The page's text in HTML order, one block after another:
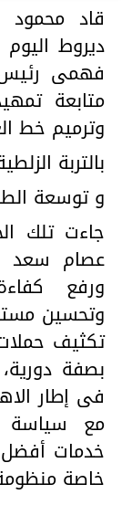
قاد محمود
ديروط
فهمى رئيس
متابعة
وترميم خط
بالتربة
و توسعة
جاءت تلك
عصام سعد
ورفع
وتحسين
تكثيف
بصفة
فى إطار
مع سياسة
خدمات
خاصة